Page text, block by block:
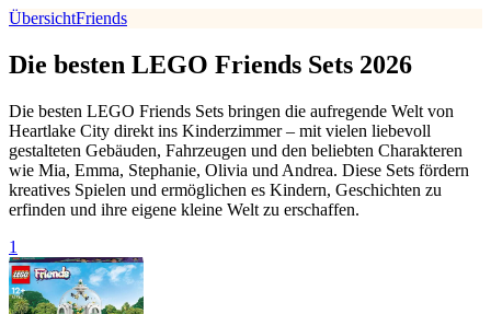
ÜbersichtFriends
Die besten LEGO Friends Sets 2026
Die besten LEGO Friends Sets bringen die aufregende Welt von
Heartlake City direkt ins Kinderzimmer – mit vielen liebevoll
gestalteten Gebäuden, Fahrzeugen und den beliebten Charakteren
wie Mia, Emma, Stephanie, Olivia und Andrea. Diese Sets fördern
kreatives Spielen und ermöglichen es Kindern, Geschichten zu
erfinden und ihre eigene kleine Welt zu erschaffen.
1